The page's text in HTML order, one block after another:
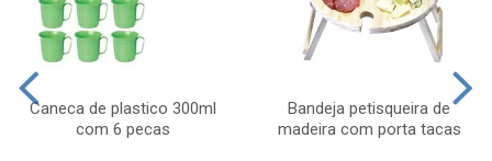
Caneca de plastico 300ml
com 6 pecas
Bandeja petisqueira de
madeira com porta tacas